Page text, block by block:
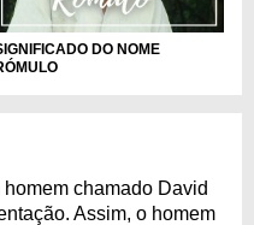
DO NOME
chamado David
Assim, o homem